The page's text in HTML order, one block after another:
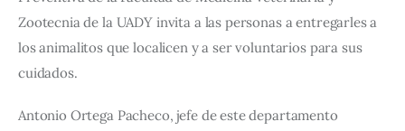
Zootecnia de la UADY invita a las personas a entregarles a
los animalitos que localicen y a ser voluntarios para sus
cuidados.
Antonio Ortega Pacheco, jefe de este departamento